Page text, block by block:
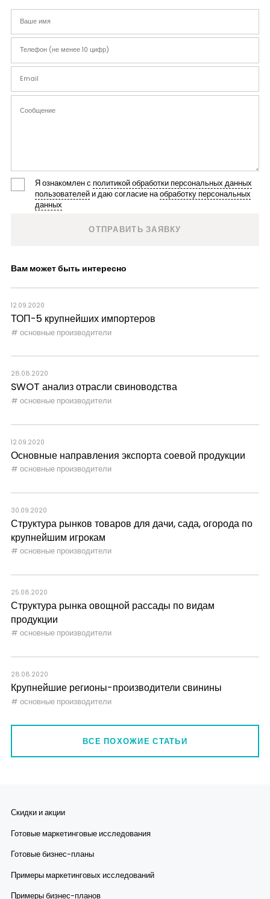
Я ознакомлен с политикой обработки персональных данных
пользователейи даю согласие наобработку персональных
данных
Вам может быть интересно
12.09.2020
ТОП-5 крупнейших импортеров
основные производители
28.08.2020
SWOT анализ отрасли свиноводства
основные производители
12.09.2020
Основные направления экспорта соевой продукции
основные производители
30.09.2020
Структура рынков товаров для дачи, сада, огорода по
крупнейшим игрокам
основные производители
25.08.2020
Структура рынка овощной рассады по видам
продукции
основные производители
28.08.2020
Крупнейшие регионы-производители свинины
основные производители
ВСЕ ПОХОЖИЕ СТАТЬИ
Скидки и акции
Готовые маркетинговые исследования
Готовые бизнес-планы
Примеры маркетинговых исследований
Примеры бизнес-планов